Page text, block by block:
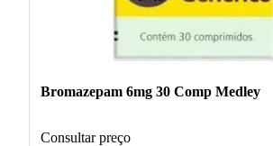
Bromazepam 6mg 30 Comp Medley
Consultar preço